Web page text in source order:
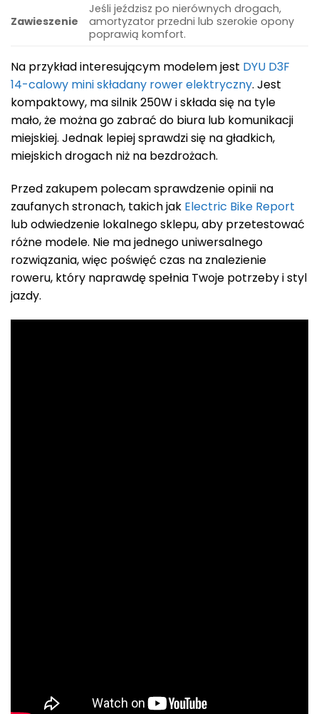
Zawieszenie
Jeśli jeździsz po nierównych drogach,
amortyzator przedni lub szerokie opony
poprawią komfort.
Na przykład interesującym modelem jest DYU D3F
14-calowy mini składany rower elektryczny. Jest
kompaktowy, ma silnik 250W i składa się na tyle
mało, że można go zabrać do biura lub komunikacji
miejskiej. Jednak lepiej sprawdzi się na gładkich,
miejskich drogach niż na bezdrożach.
Przed zakupem polecam sprawdzenie opinii na
zaufanych stronach, takich jak Electric Bike Report
lub odwiedzenie lokalnego sklepu, aby przetestować
różne modele. Nie ma jednego uniwersalnego
rozwiązania, więc poświęć czas na znalezienie
roweru, który naprawdę spełnia Twoje potrzeby i styl
jazdy.